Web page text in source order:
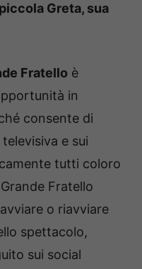
Greta, sua
Fratello è
in
consente di
e sui
tutti coloro
Fratello
o riavviare
spettacolo,
sui social